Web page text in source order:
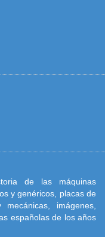
de las máquinas
y genéricos, placas de
imágenes,
españolas de los años